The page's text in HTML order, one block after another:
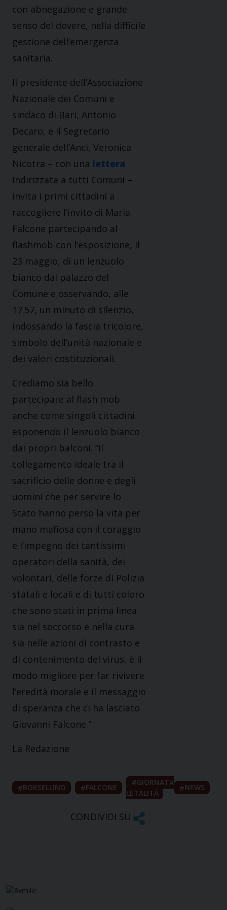
con abnegazione e grande
senso del dovere, nella difficile
gestione dell’emergenza
sanitaria.
Il presidente dell’Associazione
Nazionale dei Comuni e
sindaco di Bari, Antonio
Decaro, e il Segretario
generale dell’Anci, Veronica
Nicotra – con una lettera
indirizzata a tutti Comuni –
invita i primi cittadini a
raccogliere l’invito di Maria
Falcone partecipando al
flashmob con l’esposizione, il
23 maggio, di un lenzuolo
bianco dal palazzo del
Comune e osservando, alle
17.57, un minuto di silenzio,
indossando la fascia tricolore,
simbolo dell’unità nazionale e
dei valori costituzionali.
Crediamo sia bello
partecipare al flash mob
anche come singoli cittadini
esponendo il lenzuolo bianco
dai propri balconi. “Il
collegamento ideale tra il
sacrificio delle donne e degli
uomini che per servire lo
Stato hanno perso la vita per
mano mafiosa con il coraggio
e l’impegno dei tantissimi
operatori della sanità, dei
volontari, delle forze di Polizia
statali e locali e di tutti coloro
che sono stati in prima linea
sia nel soccorso e nella cura
sia nelle azioni di contrasto e
di contenimento del virus, è il
modo migliore per far rivivere
l’eredità morale e il messaggio
di speranza che ci ha lasciato
Giovanni Falcone.”
La Redazione
BORSELLINO FALCONE
GIORNATA
LETALITÀ
NEWS
CONDIVIDI SU